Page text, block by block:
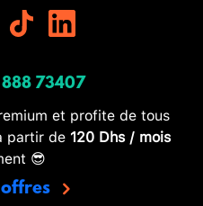
888 73407
et profite de tous
partir de 120 Dhs / mois
😎